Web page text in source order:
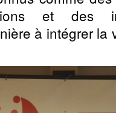
et des
à intégrer la